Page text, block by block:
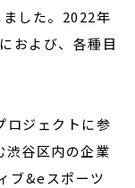
した。2022年
および、各種目
ジェクトに参
渋谷区内の企業
ブ&eスポーツ